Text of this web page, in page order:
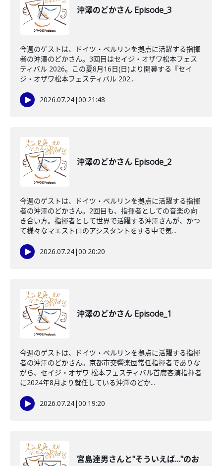
沖澤のどかさん Episode_3
今週のゲストは、ドイツ・ベルリンを拠点に活躍する指揮
者の沖澤のどかさん。3回目はセイジ・オザワ松本フェス
ティバル 2026。この夏8月16日(日)より開幕する『セイ
ジ・オザワ松本フェスティバル 202...
2026.07.24|00:21:48
沖澤のどかさん Episode_2
今週のゲストは、ドイツ・ベルリンを拠点に活躍する指揮
者の沖澤のどかさん。2回目も、指揮者としての音楽の向
き合い方。指揮者として世界で活躍する沖澤さんが、かつ
て様々なマエストロのアシスタントをする中で気...
2026.07.24|00:20:20
沖澤のどかさん Episode_1
今週のゲストは、ドイツ・ベルリンを拠点に活躍する指揮
者の沖澤のどかさん。京都市交響楽団常任指揮者でありな
がら、セイジ・オザワ 松本フェスティバル首席客演指揮者
に2024年8月より就任している沖澤のどか...
2026.07.24|00:19:20
宮島達男さんと"そういえば…"のお